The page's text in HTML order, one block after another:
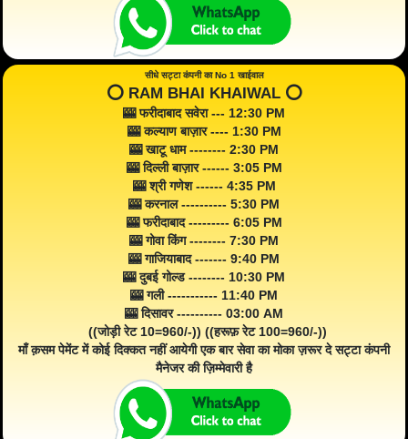
सीधे सट्टा कंपनी का No 1 खाईवाल
⭕️ RAM BHAI KHAIWAL ⭕️
🎰 फरीदाबाद सवेरा --- 12:30 PM
🎰 कल्याण बाज़ार ---- 1:30 PM
🎰 खाटू धाम -------- 2:30 PM
🎰 दिल्ली बाज़ार ------ 3:05 PM
🎰 श्री गणेश ------ 4:35 PM
🎰 करनाल ---------- 5:30 PM
🎰 फरीदाबाद --------- 6:05 PM
🎰 गोवा किंग -------- 7:30 PM
🎰 गाजियाबाद ------- 9:40 PM
🎰 दुबई गोल्ड -------- 10:30 PM
🎰 गली ----------- 11:40 PM
🎰 दिसावर ---------- 03:00 AM
((जोड़ी रेट 10=960/-)) ((हरूफ़ रेट 100=960/-))
माँ क़सम पेमेंट में कोई दिक्कत नहीं आयेगी एक बार सेवा का मोका ज़रूर दे सट्टा कंपनी
मैनेजर की ज़िम्मेवारी है